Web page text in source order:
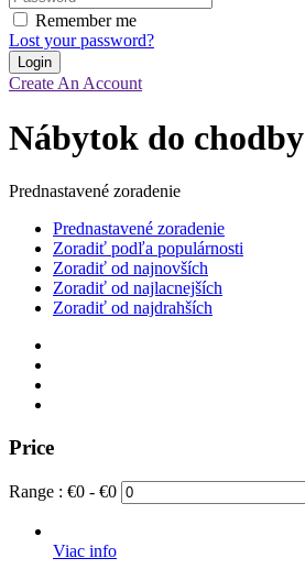
Remember me
Lost your password?
Create An Account
Nábytok do chodby
Prednastavené zoradenie
Prednastavené zoradenie
Zoradiť podľa populárnosti
Zoradiť od najnovších
Zoradiť od najlacnejších
Zoradiť od najdrahších
Price
Range : €0 - €0
Viac info